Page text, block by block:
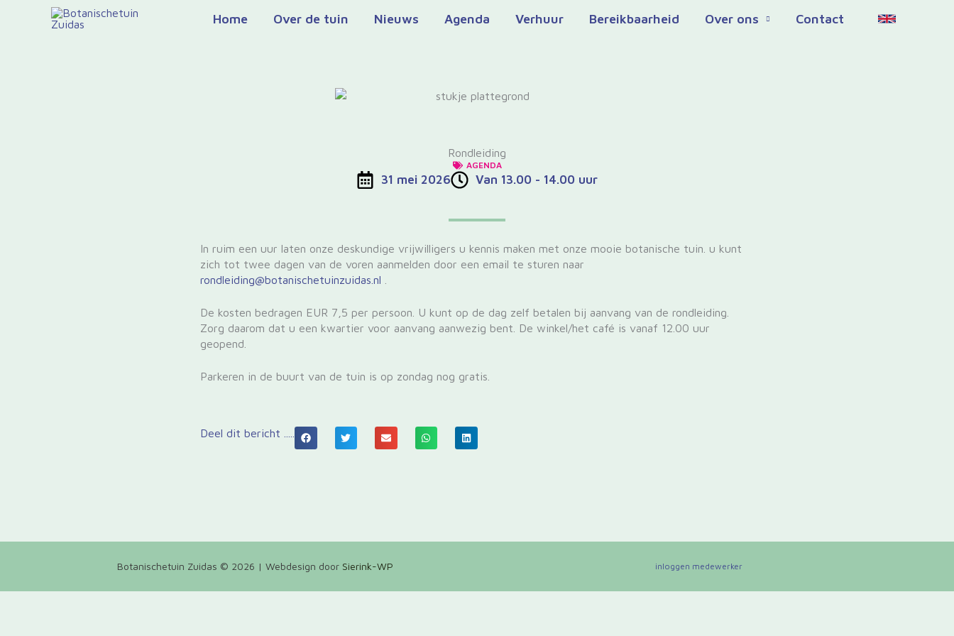
Home Over de tuin Nieuws Agenda Verhuur Bereikbaarheid Over ons Contact
Rondleiding
AGENDA
31 mei 2026 Van 13.00 - 14.00 uur
In ruim een uur laten onze deskundige vrijwilligers u kennis maken met onze mooie botanische tuin. u kunt
zich tot twee dagen van de voren aanmelden door een email te sturen naar
rondleiding@botanischetuinzuidas.nl
De kosten bedragen EUR 7,5 per persoon. U kunt op de dag zelf betalen bij aanvang van de rondleiding.
Zorg daarom dat u een kwartier voor aanvang aanwezig bent. De winkel/het café is vanaf 12.00 uur
geopend.
Parkeren in de buurt van de tuin is op zondag nog gratis.
Deel dit bericht .....
Botanischetuin Zuidas © 2026 | Webdesign door Sierink-WP inloggen medewerker